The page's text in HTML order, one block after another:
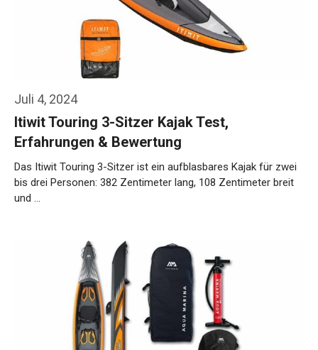
Juli 4, 2024
Itiwit Touring 3-Sitzer Kajak Test,
Erfahrungen & Bewertung
Das Itiwit Touring 3-Sitzer ist ein aufblasbares Kajak für zwei
bis drei Personen: 382 Zentimeter lang, 108 Zentimeter breit
und …